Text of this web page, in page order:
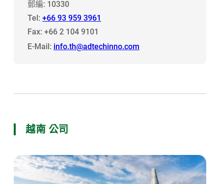
郵編: 10330
Tel: +66 93 959 3961
Fax: +66 2 104 9101
E-Mail: info.th@adtechinno.com
越南 公司